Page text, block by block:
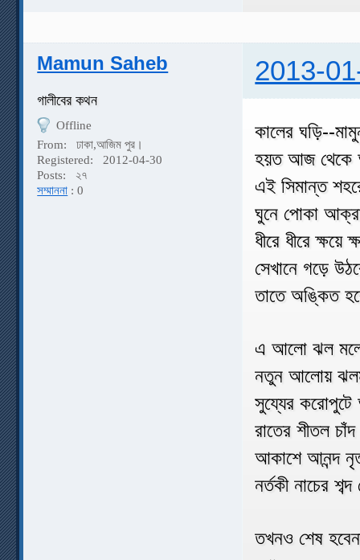
Mamun Saheb 2013-
গালীবের কথন
Offline
From:
ঢাকা,আজিম পুর।
Registered:
2012-04-30
Posts:
২৭
সম্মাননা : 0
কালের ঘড়ি--
হয়ত আজ থেকে
এই সিমান্ত
ঘুনে পোকা
ধীরে ধীরে ক্ষয়ে
সেখানে গড়ে
তাতে অঙ্কিত
এ আলো ঝল মলে
নতুন আলোয়
সুয্যের করোপুটে
রাতের শীতল
আকাশে আনন্দ
নর্তকী নাচের
তখনও শেষ